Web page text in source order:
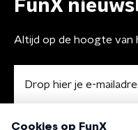
FunX
Altijd op de hoogte van